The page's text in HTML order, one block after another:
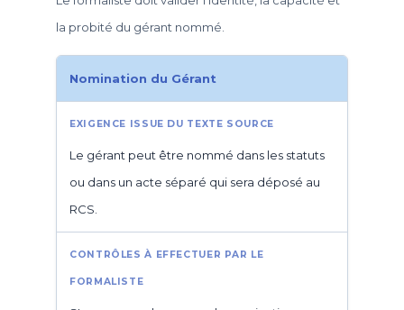
la probité du gérant nommé.
Nomination du Gérant
Le gérant peut être nommé dans les statuts
ou dans un acte séparé qui sera déposé au
RCS.